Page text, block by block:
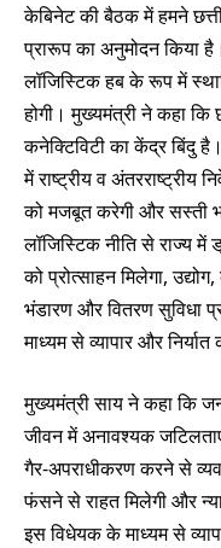
केबिनेट की बैठक में हमने
प्रारूप का अनुमोदन किया
लॉजिस्टिक हब के रूप में
होगी। मुख्यमंत्री ने कहा कि
कनेक्टिविटी का केंद्र बिंदु
में राष्ट्रीय व अंतरराष्ट्रीय
को मजबूत करेगी और सस्ती
लॉजिस्टिक नीति से राज्य में
को प्रोत्साहन मिलेगा,
भंडारण और वितरण सुविधा
माध्यम से व्यापार और निर्यात
मुख्यमंत्री साय ने कहा कि
जीवन में अनावश्यक
गैर-अपराधीकरण करने से
फंसने से राहत मिलेगी और
इस विधेयक के माध्यम से